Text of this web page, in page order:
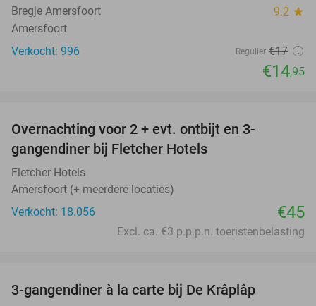
Bregje Amersfoort 9.2 star
Amersfoort
Verkocht: 996
Regulier €17
€14,95
Overnachting voor 2 + evt. ontbijt en 3-
gangendiner bij Fletcher Hotels
Fletcher Hotels
Amersfoort (+ meerdere locaties)
Verkocht: 18.056
€45
Excl. ca. €3 p.p.p.n. toeristenbelasting
3-gangendiner à la carte bij De Krâplâp